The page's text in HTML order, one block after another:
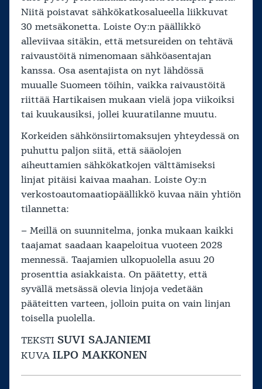
Niitä poistavat sähkökatkosalueella liikkuvat
30 metsäkonetta. Loiste Oy:n päällikkö
alleviivaa sitäkin, että metsureiden on tehtävä
raivaustöitä nimenomaan sähköasentajan
kanssa. Osa asentajista on nyt lähdössä
muualle Suomeen töihin, vaikka raivaustöitä
riittää Hartikaisen mukaan vielä jopa viikoiksi
tai kuukausiksi, jollei kuuratilanne muutu.
Korkeiden sähkönsiirtomaksujen yhteydessä on
puhuttu paljon siitä, että sääolojen
aiheuttamien sähkökatkojen välttämiseksi
linjat pitäisi kaivaa maahan. Loiste Oy:n
verkostoautomaatiopäällikkö kuvaa näin yhtiön
tilannetta:
– Meillä on suunnitelma, jonka mukaan kaikki
taajamat saadaan kaapeloitua vuoteen 2028
mennessä. Taajamien ulkopuolella asuu 20
prosenttia asiakkaista. On päätetty, että
syvällä metsässä olevia linjoja vedetään
pääteitten varteen, jolloin puita on vain linjan
toisella puolella.
TEKSTI SUVI SAJANIEMI
KUVA ILPO MAKKONEN